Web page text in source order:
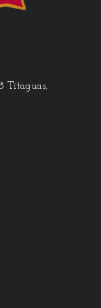
Titaguas,